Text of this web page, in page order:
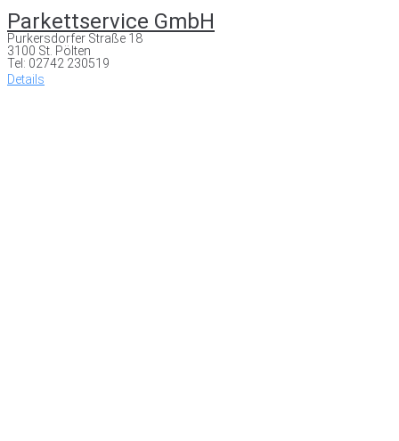
Parkettservice GmbH
Purkersdorfer Straße 18
3100 St. Pölten
Tel: 02742 230519
Details